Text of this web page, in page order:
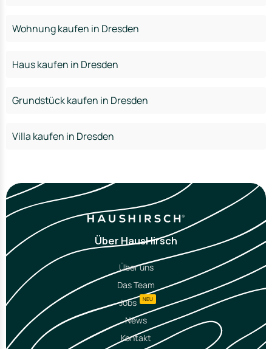
Wohnung kaufen in Dresden
Haus kaufen in Dresden
Grundstück kaufen in Dresden
Villa kaufen in Dresden
Über HausHirsch
Über uns
Das Team
Jobs
NEU
News
Kontakt